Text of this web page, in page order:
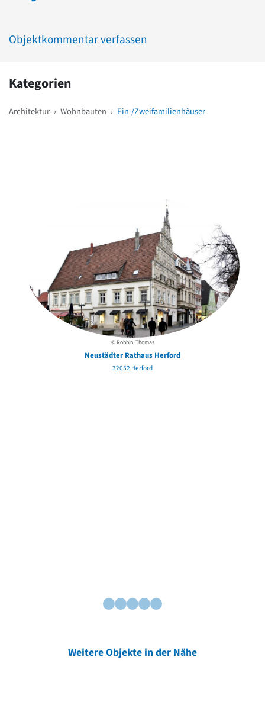
Objektkommentar verfassen
Kategorien
Architektur › Wohnbauten › Ein-/Zweifamilienhäuser
© Robbin, Thomas
Neustädter Rathaus Herford
32052 Herford
Weitere Objekte in der Nähe